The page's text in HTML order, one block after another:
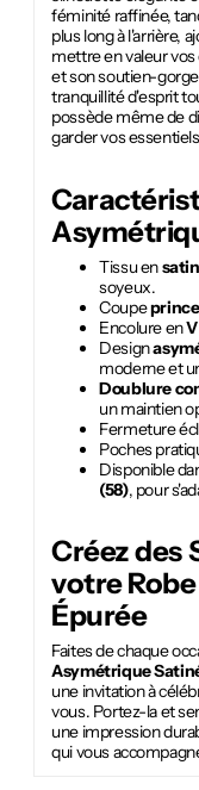
féminité raffinée,
plus long à l'arrière,
mettre en valeur
et son soutien-
tranquillité d'esprit
possède même de
garder vos
Tissu ensatin
soyeux.
Coupe
Encolure enV
Design
moderne et
Doublure
un maintien
Fermeture
Poches
Disponible
(58), pour
Créez des
votre
Épurée
Faites de chaque
Asymétrique
une invitation à
vous. Portez-la et
une impression
qui vous